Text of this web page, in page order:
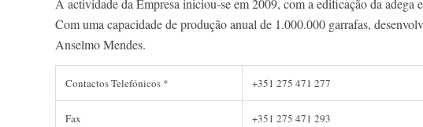
Com uma capacidade de produção anual de 1.000.000 garrafas,
Anselmo Mendes.
Contactos Telefónicos * +351 275 471 277
Fax +351 275 471 293